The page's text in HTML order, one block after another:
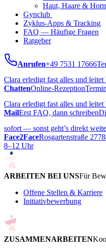
Haut, Haare &
Gynclub
Zyklus-Apps & Tracking
FAQ — Häufige Fragen
Ratgeber
Anrufen+49 7531 17666
Clara erledigt fast alles und
ChattenOnline-Rezeption
Clara erledigt fast alles und
MailErst FAQ, dann schreiben
sofort — sonst geht’s direkt
Face2FaceRosgartenstraße 27
8–12 Uhr
ARBEITEN BEI UNSFür
Offene Stellen & Karriere
Initiativbewerbung
ZUSAMMENARBEITEN